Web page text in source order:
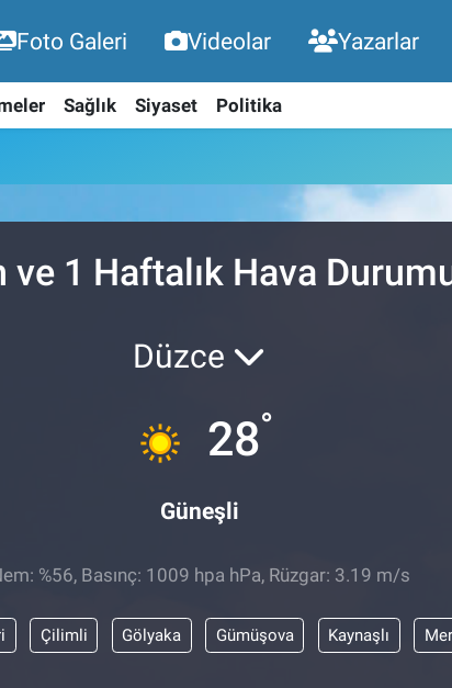
Foto Galeri Videolar Yazarlar
Sağlık Siyaset Politika
ve 1 Haftalık Hava
Düzce
28°
Güneşli
%56, Basınç: 1009 hpa hPa, Rüzgar: 3.19 m/s
Çilimli Gölyaka Gümüşova Kaynaşlı